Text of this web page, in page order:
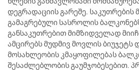
დეგრადაციის გარეშე. საკუთრების
გამაგრებული სასროლის
განსაკუთრებით მიმზიდველად
ამცირებს მუდმივ მოვლის ბიუჯეტს
მოსახლეობის კმაყოფილებას
შესაძლებლობის გაუმჯობესებით.